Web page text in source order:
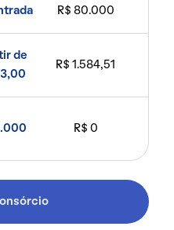
R$ 80.000
de
R$ 1.584,51
R$ 0